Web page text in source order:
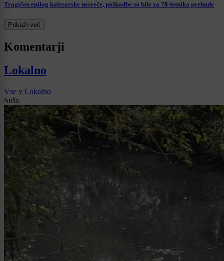
Tragičen epilog kolesarske nesreče, poškodbe so bile za 78-letnika prehude
Prikaži več
Komentarji
Lokalno
Vse v Lokalno
Suša